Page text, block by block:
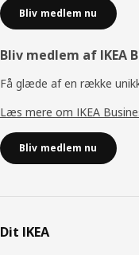
Bliv medlem nu
Bliv medlem af IKEA
Få glæde af en række
Læs mere om IKEA
Bliv medlem nu
Dit IKEA